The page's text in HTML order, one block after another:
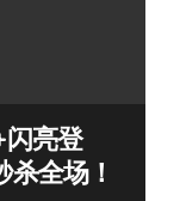
亮登
全场！